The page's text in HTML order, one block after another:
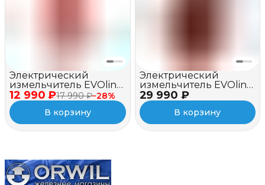
12 990 ₽17 990 ₽−28%
Электрический
измельчитель EVOline
BSE 2500
В корзину
29 990 ₽
Электрический
измельчитель EVOline
BSE 2800 C
В корзину